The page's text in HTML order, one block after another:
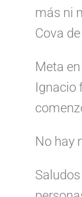
más ni
Cova
Meta
Ignacio
No hay